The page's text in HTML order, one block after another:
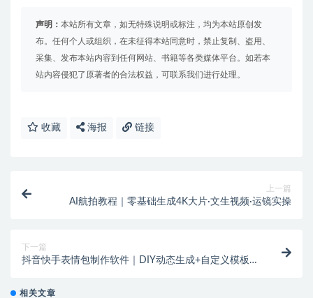
声明： 本站所有文章，如无特殊说明或标注，均为本站原创发
布。任何个人或组织，在未征得本站同意时，禁止复制、盗用、
采集、发布本站内容到任何网站、书籍等各类媒体平台。如若本
站内容侵犯了原著者的合法权益，可联系我们进行处理。
收藏 海报 链接
上一篇
AI航拍教程｜零基础生成4K大片·文生视频·运镜实操
下一篇
抖音快手表情包制作软件｜DIY动态生成+自定义模板·
相关文章